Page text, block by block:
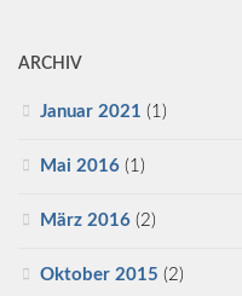
ARCHIV
Januar 2021 (1)
Mai 2016 (1)
März 2016 (2)
Oktober 2015 (2)